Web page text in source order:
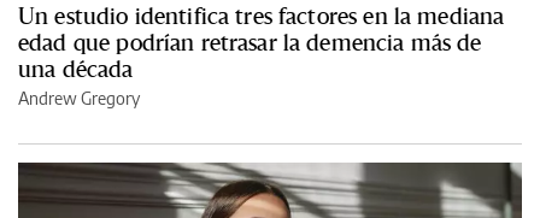
Un estudio identifica tres factores en la mediana
edad que podrían retrasar la demencia más de
una década
Andrew Gregory